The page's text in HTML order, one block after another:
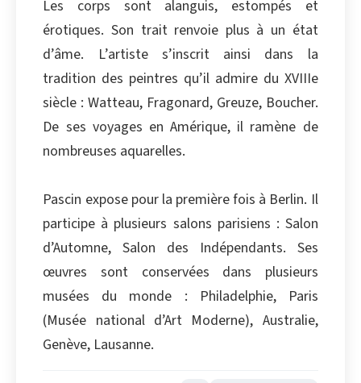
Les corps sont alanguis, estompés et
érotiques. Son trait renvoie plus à un état
d’âme. L’artiste s’inscrit ainsi dans la
tradition des peintres qu’il admire du XVIIIe
siècle : Watteau, Fragonard, Greuze, Boucher.
De ses voyages en Amérique, il ramène de
nombreuses aquarelles.
Pascin expose pour la première fois à Berlin. Il
participe à plusieurs salons parisiens : Salon
d’Automne, Salon des Indépendants. Ses
œuvres sont conservées dans plusieurs
musées du monde : Philadelphie, Paris
(Musée national d’Art Moderne), Australie,
Genève, Lausanne.